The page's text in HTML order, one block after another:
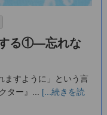
する①―忘れな
ますように」という言
ター』... [...続きを読